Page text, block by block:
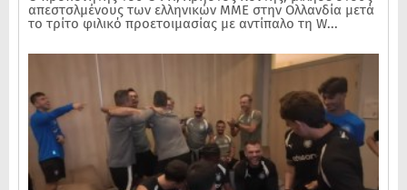
απεστσλμένους των ελληνικών ΜΜΕ στην Ολλανδία μετά
το τρίτο φιλικό προετοιμασίας με αντίπαλο τη W...